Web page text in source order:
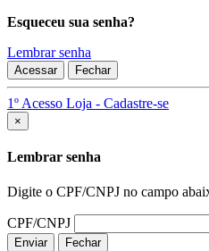
Esqueceu sua senha?
Lembrar senha
Acessar Fechar
1º Acesso Loja - Cadastre-se
×
Lembrar senha
Digite o CPF/CNPJ no campo
CPF/CNPJ
Enviar
Fechar